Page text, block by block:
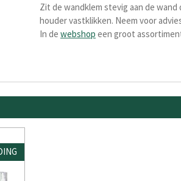
Zit de wandklem stevig aan de
houder vastklikken. Neem voor
In de webshop een groot